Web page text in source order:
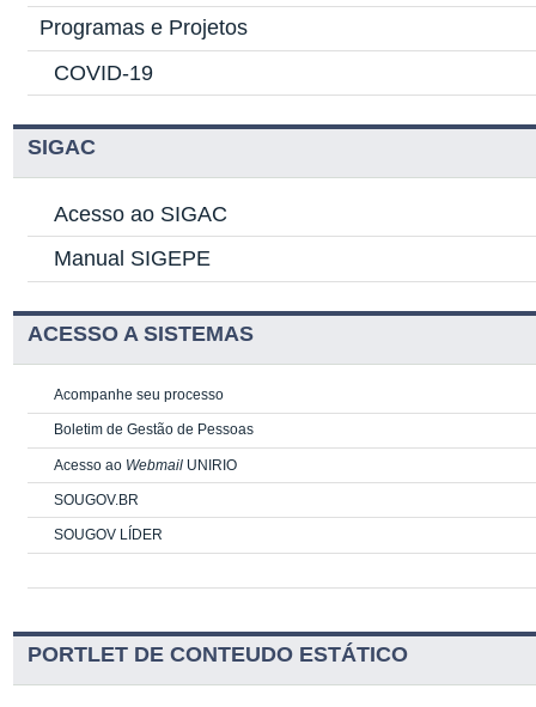
Programas e Projetos
COVID-19
SIGAC
Acesso ao SIGAC
Manual SIGEPE
ACESSO A SISTEMAS
Acompanhe seu processo
Boletim de Gestão de Pessoas
Acesso ao Webmail UNIRIO
SOUGOV.BR
SOUGOV LÍDER
PORTLET DE CONTEUDO ESTÁTICO